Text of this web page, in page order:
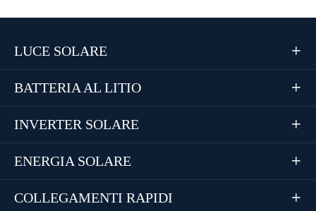
LUCE SOLARE 
BATTERIA AL LITIO 
INVERTER SOLARE 
ENERGIA SOLARE 
COLLEGAMENTI RAPIDI 